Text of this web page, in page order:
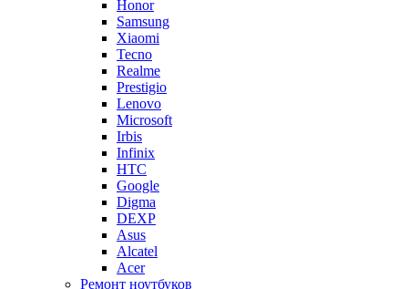
Honor
Samsung
Xiaomi
Tecno
Realme
Prestigio
Lenovo
Microsoft
Irbis
Infinix
HTC
Google
Digma
DEXP
Asus
Alcatel
Acer
Ремонт ноутбуков